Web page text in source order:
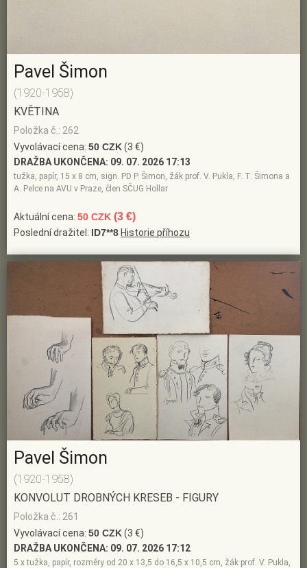
Pavel Šimon
(1920-1958)
KVĚTINA
Položka č.: 262
Vyvolávací cena: 50 CZK(3 €)
DRAŽBA UKONČENA: 09. 07. 2026 17:13
tužka, papír, 15 x 8 cm, sign. PD P. Šimon, žák prof. V. Pukla, F. T. Šimona a
A. Pelce na AVU v Praze, člen SČUG Hollar
Aktuální cena: 50 CZK (3 €)
Poslední dražitel: ID7**8 Historie příhozu
Pavel Šimon
(1920-1958)
KONVOLUT DROBNÝCH KRESEB - FIGURY
Položka č.: 261
Vyvolávací cena: 50 CZK(3 €)
DRAŽBA UKONČENA: 09. 07. 2026 17:12
5 x tužka, papír, rozměry od 20 x 13,5 do 16,5 x 10,5 cm, žák prof. V. Pukla,